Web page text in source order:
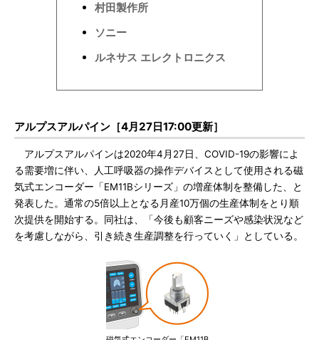
村田製作所
ソニー
ルネサス エレクトロニクス
アルプスアルパイン［4月27日17:00更新］
アルプスアルパインは2020年4月27日、COVID-19の影響によ
る需要増に伴い、人工呼吸器の操作デバイスとして使用される磁
気式エンコーダー「EM11Bシリーズ」の増産体制を整備した、と
発表した。通常の5倍以上となる月産10万個の生産体制をとり順
次提供を開始する。同社は、「今後も顧客ニーズや感染状況など
を考慮しながら、引き続き生産調整を行っていく」としている。